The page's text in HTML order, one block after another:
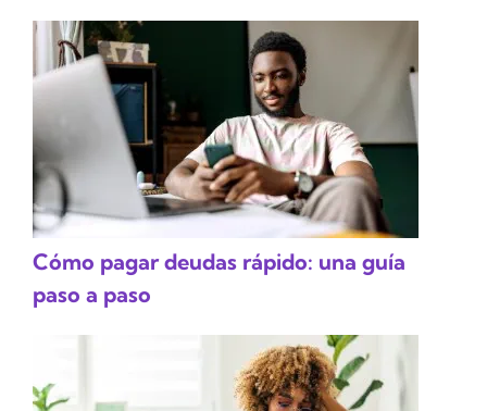
Cómo pagar deudas rápido: una guía
paso a paso